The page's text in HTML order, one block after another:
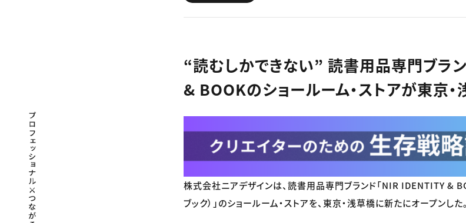
プロフェッショナル×つながる×メディア
“読むしかできない” 読書用品専門ブラ
& BOOKのショールーム・ストアが東京
株式会社ニアデザインは、読書用品専門ブランド「NIR IDENTITY &
ブック）」のショールーム・ストアを、東京・浅草橋に新たにオープンした。